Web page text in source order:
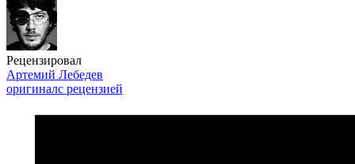
Рецензировал
Артемий Лебедев
оригиналс рецензией